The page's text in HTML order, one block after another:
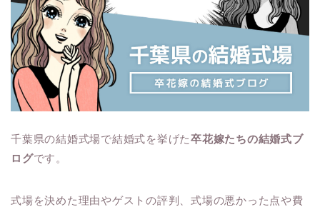
千葉県の結婚式場で結婚式を挙げた卒花嫁たちの結婚式ブ
ログです。
式場を決めた理由やゲストの評判、式場の悪かった点や費